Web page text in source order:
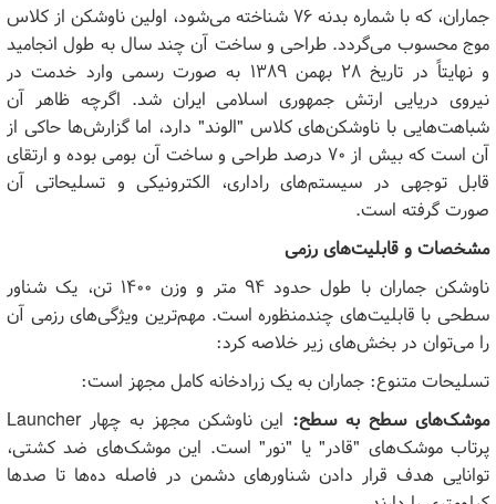
جماران، که با شماره بدنه ۷۶ شناخته می‌شود، اولین ناوشکن از کلاس
موج محسوب می‌گردد. طراحی و ساخت آن چند سال‌ به طول انجامید
و نهایتاً در تاریخ ۲۸ بهمن ۱۳۸۹ به صورت رسمی وارد خدمت در
نیروی دریایی ارتش جمهوری اسلامی ایران شد. اگرچه ظاهر آن
شباهت‌هایی با ناوشکن‌های کلاس "الوند" دارد، اما گزارش‌ها حاکی از
آن است که بیش از ۷۰ درصد طراحی و ساخت آن بومی بوده و ارتقای
قابل توجهی در سیستم‌های راداری، الکترونیکی و تسلیحاتی آن
صورت گرفته است.
مشخصات و قابلیت‌های رزمی
ناوشکن جماران با طول حدود ۹۴ متر و وزن ۱۴۰۰ تن، یک شناور
سطحی با قابلیت‌های چندمنظوره است. مهم‌ترین ویژگی‌های رزمی آن
را می‌توان در بخش‌های زیر خلاصه کرد:
تسلیحات متنوع: جماران به یک زرادخانه کامل مجهز است:
موشک‌های سطح به سطح: این ناوشکن مجهز به چهارLauncher
پرتاب موشک‌های "قادر" یا "نور" است. این موشک‌های ضد کشتی،
توانایی هدف قرار دادن شناورهای دشمن در فاصله ده‌ها تا صدها